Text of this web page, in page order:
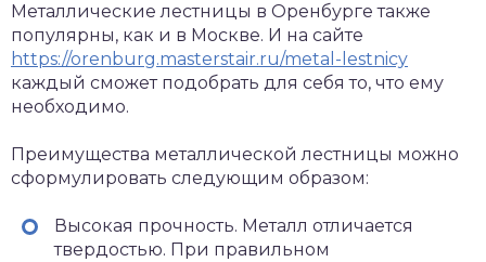
Металлические лестницы в Оренбурге также
популярны, как и в Москве. И на сайте
https://orenburg.masterstair.ru/metal-lestnicy
каждый сможет подобрать для себя то, что ему
необходимо.
Преимущества металлической лестницы можно
сформулировать следующим образом:
Высокая прочность. Металл отличается
твердостью. При правильном